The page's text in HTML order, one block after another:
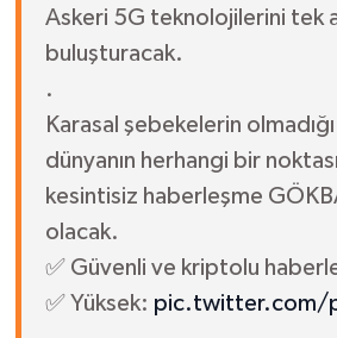
Askeri 5G teknolojilerini tek
buluşturacak.
.
Karasal şebekelerin
dünyanın herhangi bir
kesintisiz haberleşme
olacak.
✅ Güvenli ve kriptolu
✅ Yüksek: pic.twitter.com/